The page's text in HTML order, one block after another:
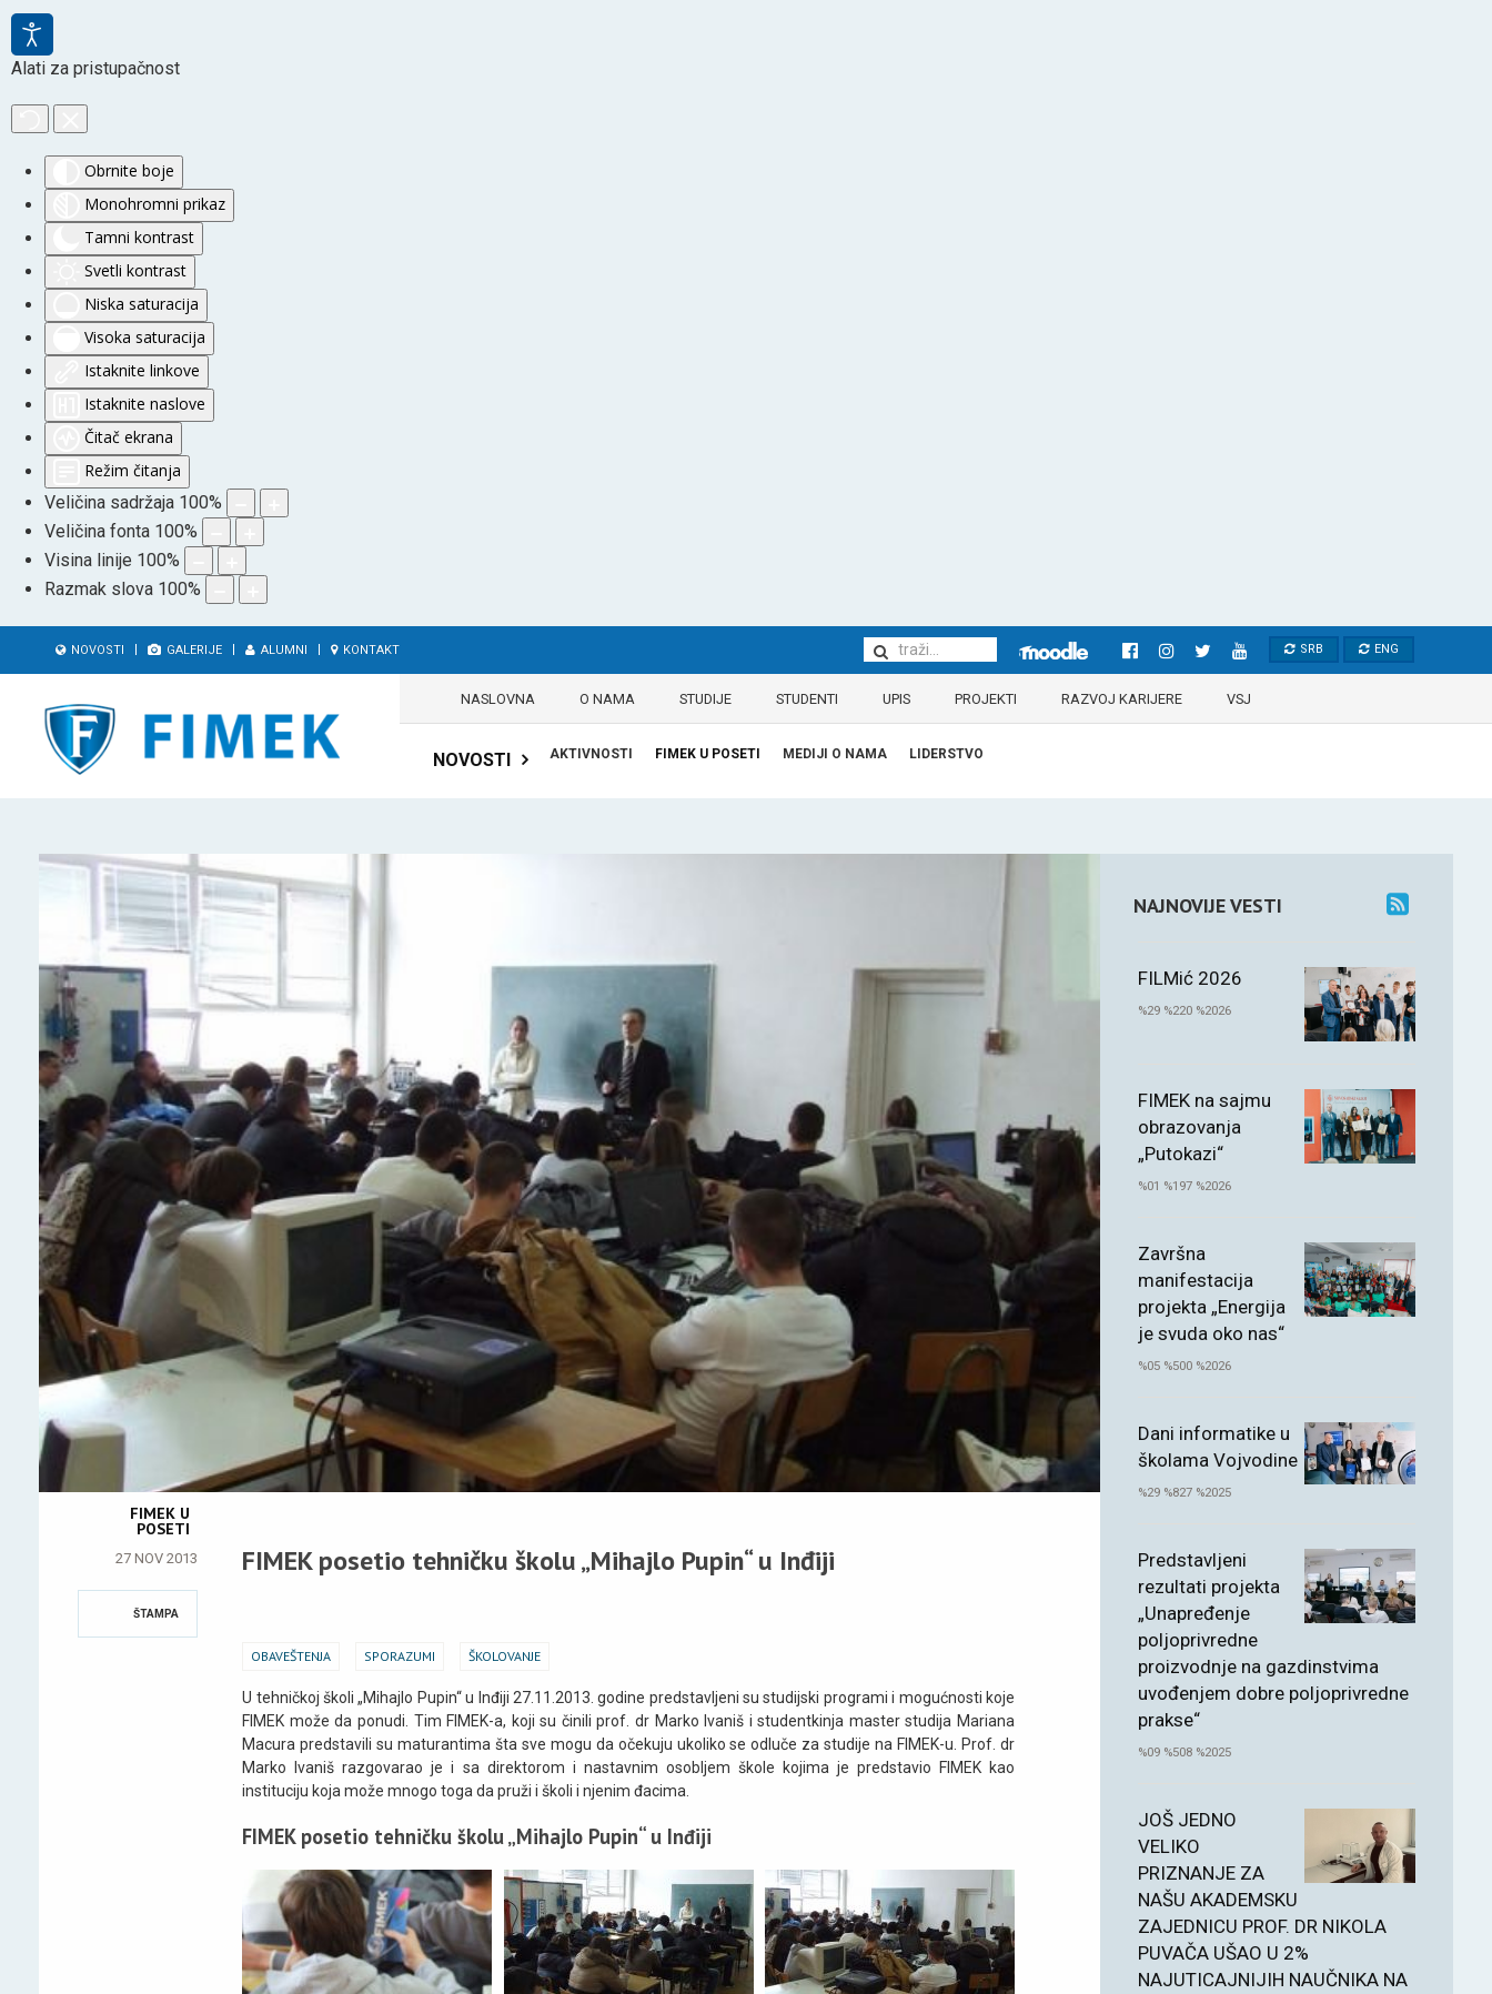
Alati za pristupačnost
Obrnite boje
Monohromni prikaz
Tamni kontrast
Svetli kontrast
Niska saturacija
Visoka saturacija
Istaknite linkove
Istaknite naslove
Čitač ekrana
Režim čitanja
Veličina sadržaja 100%
Veličina fonta 100%
Visina linije 100%
Razmak slova 100%
NOVOSTI GALERIJE ALUMNI KONTAKT SRB ENG
NASLOVNA O NAMA STUDIJE STUDENTI UPIS PROJEKTI RAZVOJ KARIJERE VSJ
NOVOSTI AKTIVNOSTI FIMEK U POSETI MEDIJI O NAMA LIDERSTVO
FIMEK U
POSETI
27 NOV 2013
ŠTAMPA
FIMEK posetio tehničku školu „Mihajlo Pupin“ u Inđiji
OBAVEŠTENJA SPORAZUMI ŠKOLOVANJE
U tehničkoj školi „Mihajlo Pupin“ u Inđiji 27.11.2013. godine predstavljeni su studijski programi i mogućnosti koje
FIMEK može da ponudi. Tim FIMEK-a, koji su činili prof. dr Marko Ivaniš i studentkinja master studija Mariana
Macura predstavili su maturantima šta sve mogu da očekuju ukoliko se odluče za studije na FIMEK-u. Prof. dr
Marko Ivaniš razgovarao je i sa direktorom i nastavnim osobljem škole kojima je predstavio FIMEK kao
instituciju koja može mnogo toga da pruži i školi i njenim đacima.
FIMEK posetio tehničku školu „Mihajlo Pupin“ u Inđiji
NAJNOVIJE VESTI
FILMić 2026
%29 %220 %2026
FIMEK na sajmu
obrazovanja
„Putokazi“
%01 %197 %2026
Završna
manifestacija
projekta „Energija
je svuda oko nas“
%05 %500 %2026
Dani informatike u
školama Vojvodine
%29 %827 %2025
Predstavljeni
rezultati projekta
„Unapređenje
poljoprivredne
proizvodnje na gazdinstvima
uvođenjem dobre poljoprivredne
prakse“
%09 %508 %2025
JOŠ JEDNO
VELIKO
PRIZNANJE ZA
NAŠU AKADEMSKU
ZAJEDNICU PROF. DR NIKOLA
PUVAČA UŠAO U 2%
NAJUTICAJNIJIH NAUČNIKA NA